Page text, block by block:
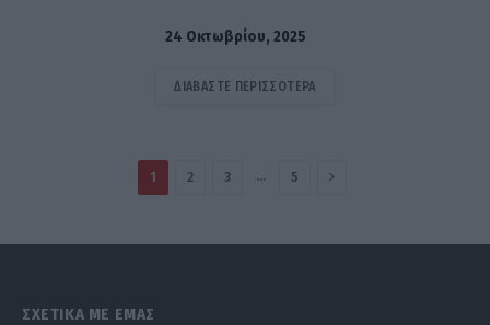
24 Οκτωβρίου, 2025
ΔΙΑΒΆΣΤΕ ΠΕΡΙΣΣΌΤΕΡΑ
1 2 3 … 5 Next
ΣΧΕΤΙΚΑ ΜΕ ΕΜΑΣ